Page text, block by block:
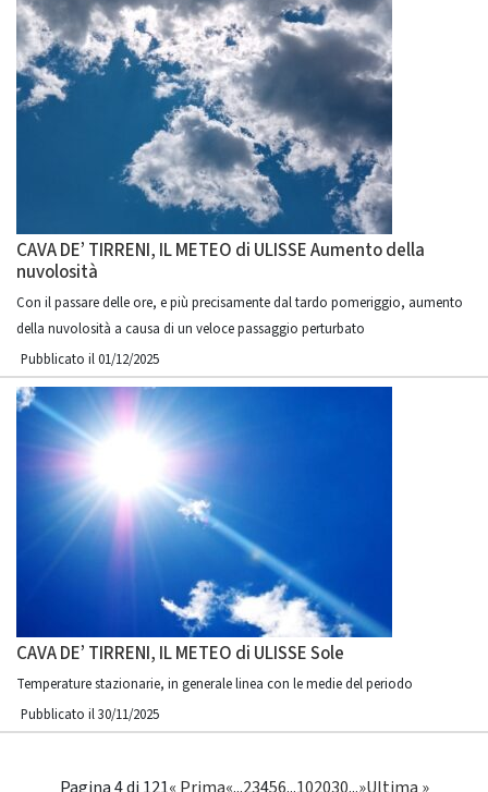
CAVA DE’ TIRRENI, IL METEO di ULISSE Aumento della
nuvolosità
Con il passare delle ore, e più precisamente dal tardo pomeriggio, aumento
della nuvolosità a causa di un veloce passaggio perturbato
Pubblicato il 01/12/2025
CAVA DE’ TIRRENI, IL METEO di ULISSE Sole
Temperature stazionarie, in generale linea con le medie del periodo
Pubblicato il 30/11/2025